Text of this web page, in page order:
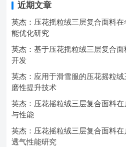
近期文章
英杰：压花摇粒绒三层复合面料
能优化研究
英杰：基于压花摇粒绒三层复合
开发
英杰：应用于滑雪服的压花摇粒
磨性提升技术
英杰：压花摇粒绒三层复合面料
与性能
英杰：压花摇粒绒三层复合面料
透气性能研究